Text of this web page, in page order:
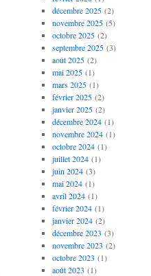
décembre 2025(2)
novembre 2025(5)
octobre 2025(2)
septembre 2025(3)
août 2025(2)
mai 2025(1)
mars 2025(1)
février 2025(2)
janvier 2025(2)
décembre 2024(1)
novembre 2024(1)
octobre 2024(1)
juillet 2024(1)
juin 2024(3)
mai 2024(1)
avril 2024(1)
février 2024(1)
janvier 2024(2)
décembre 2023 (3)
novembre 2023 (2)
octobre 2023 (1)
août 2023 (1)